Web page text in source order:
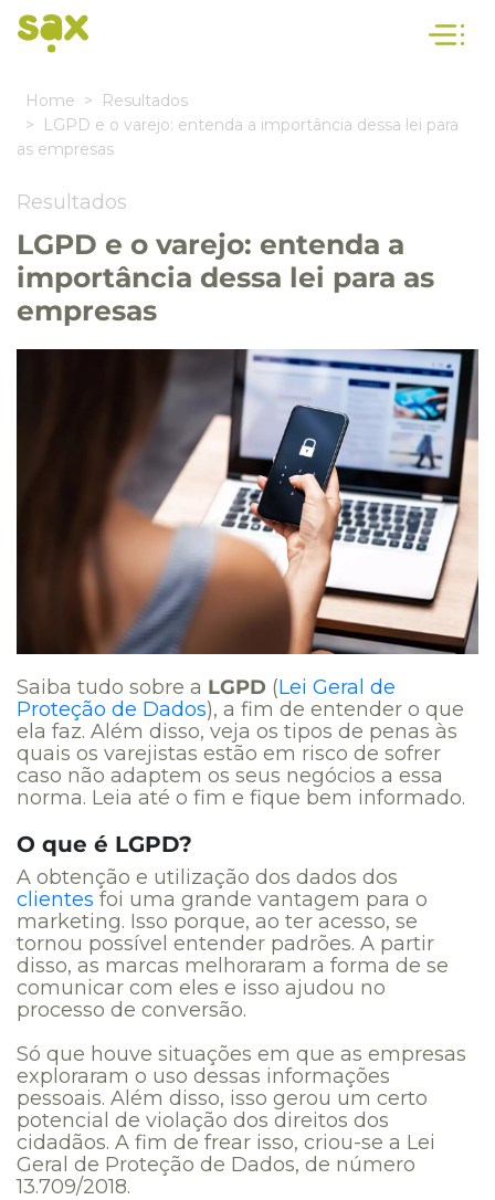
Home
Resultados
LGPD e o varejo: entenda a importância dessa lei para
as empresas
Resultados
LGPD e o varejo: entenda a
importância dessa lei para as
empresas
Saiba tudo sobre a LGPD (Lei Geral de
Proteção de Dados), a fim de entender o que
ela faz. Além disso, veja os tipos de penas às
quais os varejistas estão em risco de sofrer
caso não adaptem os seus negócios a essa
norma. Leia até o fim e fique bem informado.
O que é LGPD?
A obtenção e utilização dos dados dos
clientes foi uma grande vantagem para o
marketing. Isso porque, ao ter acesso, se
tornou possível entender padrões. A partir
disso, as marcas melhoraram a forma de se
comunicar com eles e isso ajudou no
processo de conversão.
Só que houve situações em que as empresas
exploraram o uso dessas informações
pessoais. Além disso, isso gerou um certo
potencial de violação dos direitos dos
cidadãos. A fim de frear isso, criou-se a Lei
Geral de Proteção de Dados, de número
13.709/2018.